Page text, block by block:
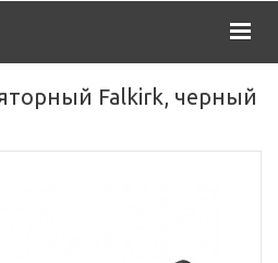
Falkirk, черный